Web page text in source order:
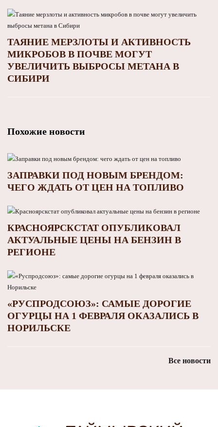
ТАЯНИЕ МЕРЗЛОТЫ И АКТИВНОСТЬ
МИКРОБОВ В ПОЧВЕ МОГУТ
УВЕЛИЧИТЬ ВЫБРОСЫ МЕТАНА В
СИБИРИ
Похожие новости
ЗАПРАВКИ ПОД НОВЫМ БРЕНДОМ:
ЧЕГО ЖДАТЬ ОТ ЦЕН НА ТОПЛИВО
КРАСНОЯРСКСТАТ ОПУБЛИКОВАЛ
АКТУАЛЬНЫЕ ЦЕНЫ НА БЕНЗИН В
РЕГИОНЕ
«РУСПРОДСОЮЗ»: САМЫЕ ДОРОГИЕ
ОГУРЦЫ НА 1 ФЕВРАЛЯ ОКАЗАЛИСЬ В
НОРИЛЬСКЕ
Все новости